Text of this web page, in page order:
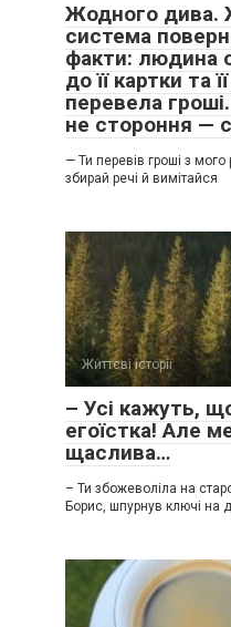
Жодного дива.
система
факти: людина
до її картки та
перевела
не стороння —
— Ти перевів гроші з мого
збирай речі й вимітайся
Життєві історії
– Усі кажуть,
егоїстка! Але
щаслива…
– Ти збожеволіла на
Борис, шпурнув ключі на